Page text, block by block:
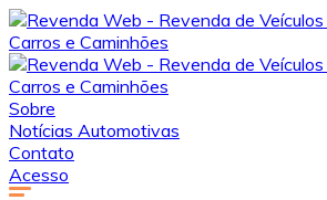
Sobre
Notícias Automotivas
Contato
Acesso